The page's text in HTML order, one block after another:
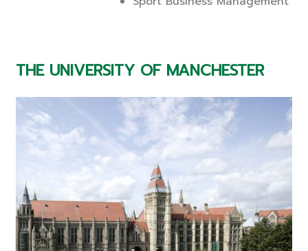
THE UNIVERSITY OF MANCHESTER